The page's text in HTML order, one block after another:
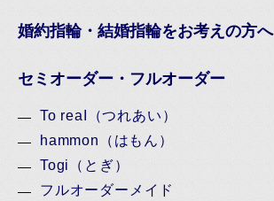
婚約指輪・結婚指輪をお考えの方へ
セミオーダー・フルオーダー
To reaI（つれあい）
hammon（はもん）
Togi（とぎ）
フルオーダーメイド